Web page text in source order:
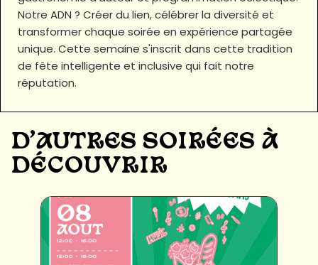
Notre ADN ? Créer du lien, célébrer la diversité et
transformer chaque soirée en expérience partagée
unique. Cette semaine s'inscrit dans cette tradition
de fête intelligente et inclusive qui fait notre
réputation.
D'AUTRES SOIRÉES À
DÉCOUVRIR